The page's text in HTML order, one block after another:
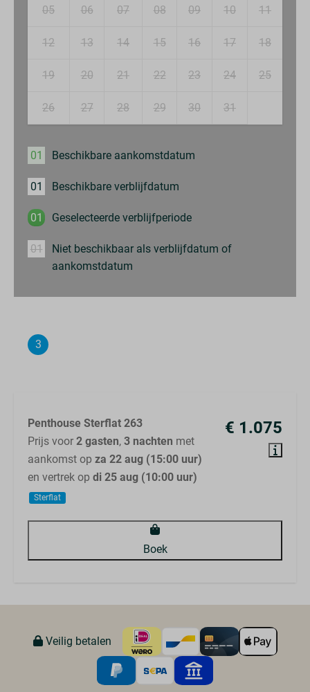
05 06 07 08 09 10 11
12 13 14 15 16 17 18
19 20 21 22 23 24 25
26 27 28 29 30 31
01 Beschikbare aankomstdatum
01 Beschikbare verblijfdatum
01 Geselecteerde verblijfperiode
01
Niet beschikbaar als verblijfdatum of
aankomstdatum
3
€ 1.075
Penthouse Sterflat 263
Prijs voor 2 gasten, 3 nachten met
aankomst op za 22 aug (15:00 uur)
en vertrek op di 25 aug (10:00 uur)
Sterflat
Boek
Veilig betalen